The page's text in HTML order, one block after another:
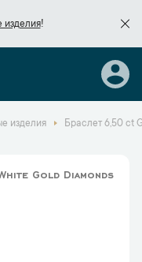
изделия!
изделия Браслет 6,50 ct
Gold Diamonds